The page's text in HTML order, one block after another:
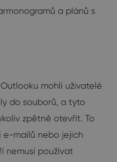
a plánů s
mohli uživatelé
do souborů, a tyto
zpětně otevřít. To
e-mailů nebo jejich
nemusí používat